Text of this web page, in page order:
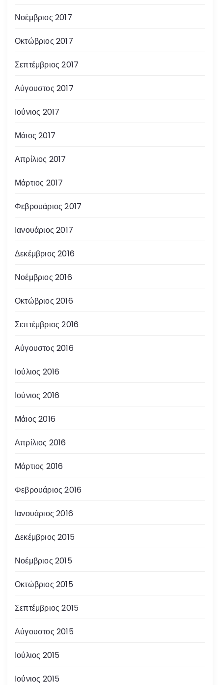
Νοέμβριος 2017
Οκτώβριος 2017
Σεπτέμβριος 2017
Αύγουστος 2017
Ιούνιος 2017
Μάιος 2017
Απρίλιος 2017
Μάρτιος 2017
Φεβρουάριος 2017
Ιανουάριος 2017
Δεκέμβριος 2016
Νοέμβριος 2016
Οκτώβριος 2016
Σεπτέμβριος 2016
Αύγουστος 2016
Ιούλιος 2016
Ιούνιος 2016
Μάιος 2016
Απρίλιος 2016
Μάρτιος 2016
Φεβρουάριος 2016
Ιανουάριος 2016
Δεκέμβριος 2015
Νοέμβριος 2015
Οκτώβριος 2015
Σεπτέμβριος 2015
Αύγουστος 2015
Ιούλιος 2015
Ιούνιος 2015